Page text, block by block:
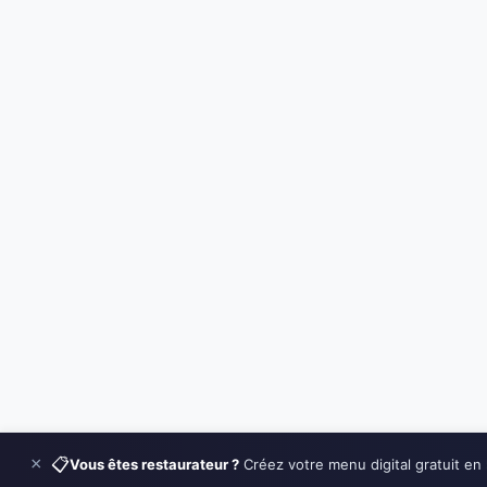
× 📋Vous êtes restaurateur ? Créez votre menu digital gratuit en